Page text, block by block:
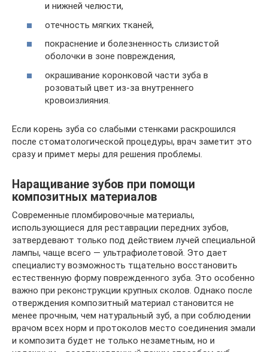
и нижней челюсти,
отечность мягких тканей,
покраснение и болезненность слизистой
оболочки в зоне повреждения,
окрашивание коронковой части зуба в
розоватый цвет из-за внутреннего
кровоизлияния.
Если корень зуба со слабыми стенками раскрошился
после стоматологической процедуры, врач заметит это
сразу и примет меры для решения проблемы.
Наращивание зубов при помощи
композитных материалов
Современные пломбировочные материалы,
использующиеся для реставрации передних зубов,
затвердевают только под действием лучей специальной
лампы, чаще всего — ультрафиолетовой. Это дает
специалисту возможность тщательно восстановить
естественную форму поврежденного зуба. Это особенно
важно при реконструкции крупных сколов. Однако после
отверждения композитный материал становится не
менее прочным, чем натуральный зуб, а при соблюдении
врачом всех норм и протоколов место соединения эмали
и композита будет не только незаметным, но и